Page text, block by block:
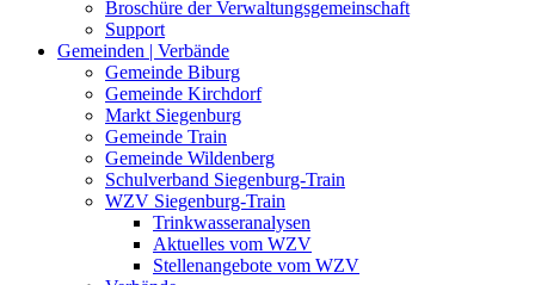
Broschüre der Verwaltungsgemeinschaft
Support
Gemeinden | Verbände
Gemeinde Biburg
Gemeinde Kirchdorf
Markt Siegenburg
Gemeinde Train
Gemeinde Wildenberg
Schulverband Siegenburg-Train
WZV Siegenburg-Train
Trinkwasseranalysen
Aktuelles vom WZV
Stellenangebote vom WZV